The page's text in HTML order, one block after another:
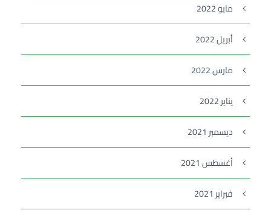
مايو 2022
أبريل 2022
مارس 2022
يناير 2022
ديسمبر 2021
أغسطس 2021
فبراير 2021